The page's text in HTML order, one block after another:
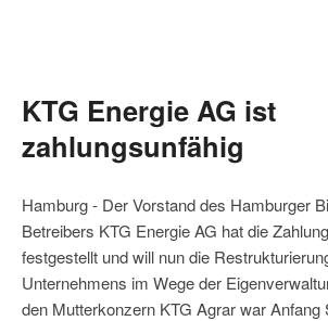
KTG Energie AG ist
zahlungsunfähig
Hamburg - Der Vorstand des Hamburger
Betreibers KTG Energie AG hat die
festgestellt und will nun die
Unternehmens im Wege der
den Mutterkonzern KTG Agrar war Anfang